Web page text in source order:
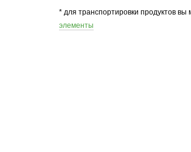
* для транспортировки продуктов вы
элементы